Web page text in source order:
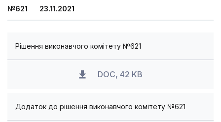
№621 23.11.2021
Рішення виконавчого комітету №621
DOC, 42 KB
Додаток до рішення виконавчого комітету №621